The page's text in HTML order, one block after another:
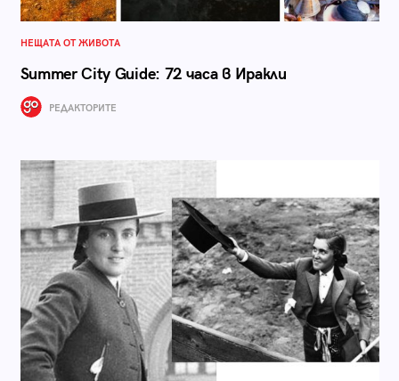
НЕЩАТА ОТ ЖИВОТА
Summer City Guide: 72 часа в Иракли
РЕДАКТОРИТЕ